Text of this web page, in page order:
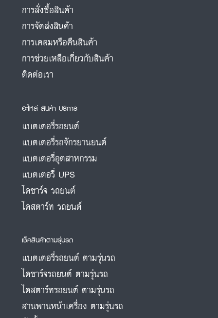
การสั่งซื้อสินค้า
การจัดส่งสินค้า
การเคลมหรือคืนสินค้า
การช่วยเหลือเกี่ยวกับสินค้า
ติดต่อเรา
อะไหล่ สินค้า บริการ
แบตเตอรี่รถยนต์
แบตเตอรี่รถจักรยานยนต์
แบตเตอรี่อุตสาหกรรม
แบตเตอรี่ UPS
ไดชาร์จ รถยนต์
ไดสตาร์ท รถยนต์
เช็คสินค้าตามรุ่นรถ
แบตเตอรี่รถยนต์ ตามรุ่นรถ
ไดชาร์จรถยนต์ ตามรุ่นรถ
ไดสตาร์ทรถยนต์ ตามรุ่นรถ
สานพานหน้าเครื่อง ตามรุ่นรถ